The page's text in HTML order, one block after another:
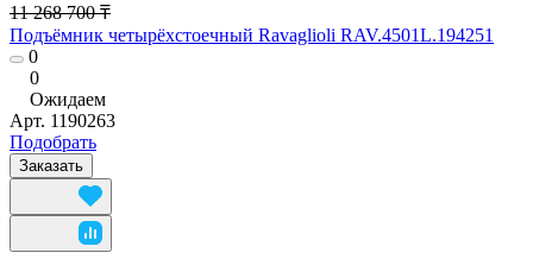
11 268 700 ₸
Подъёмник четырёхстоечный Ravaglioli RAV.4501L.194251
0
0
Ожидаем
Арт. 1190263
Подобрать
Заказать